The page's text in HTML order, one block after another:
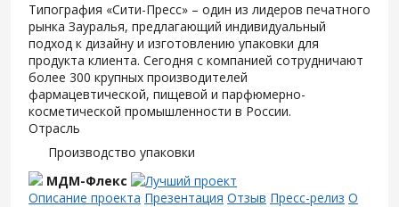
Типография «Сити-Пресс» – один из лидеров печатного
рынка Зауралья, предлагающий индивидуальный
подход к дизайну и изготовлению упаковки для
продукта клиента. Сегодня с компанией сотрудничают
более 300 крупных производителей
фармацевтической, пищевой и парфюмерно-
косметической промышленности в России.
Отрасль
Производство упаковки
МДМ-Флекс
Описание проекта Презентация Отзыв Пресс-релиз О